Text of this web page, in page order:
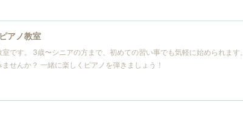
アノ教室
です。 3歳〜シニアの方まで、初めての習い事でも気軽に始められます。
せんか？ 一緒に楽しくピアノを弾きましょう！